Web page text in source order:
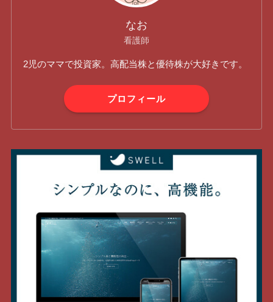
なお
看護師
2児のママで投資家。高配当株と優待株が大好きです。
プロフィール